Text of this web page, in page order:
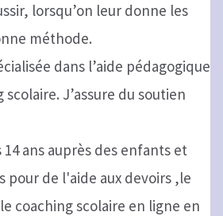
lorsqu’on leur donne les
méthode.
dans l’aide pédagogique
J’assure du soutien
ans auprès des enfants et
pour de l'aide aux devoirs ,le
coaching scolaire en ligne en